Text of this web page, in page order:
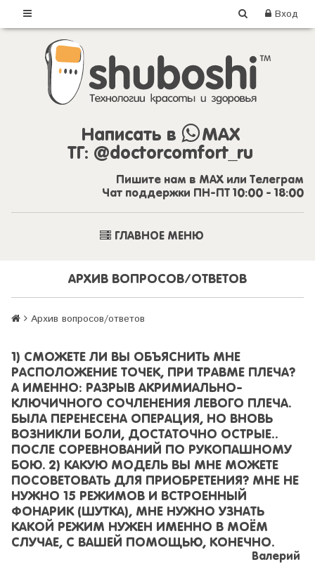
Вход
Написать в
MAX
ТГ: @doctorcomfort_ru
Пишите нам в MAX или Телеграм
Чат поддержки ПН-ПТ 10:00 - 18:00
ГЛАВНОЕ МЕНЮ
АРХИВ ВОПРОСОВ/ОТВЕТОВ
Архив вопросов/ответов
1) СМОЖЕТЕ ЛИ ВЫ ОБЪЯСНИТЬ МНЕ
РАСПОЛОЖЕНИЕ ТОЧЕК, ПРИ ТРАВМЕ ПЛЕЧА?
А ИМЕННО: РАЗРЫВ АКРИМИАЛЬНО-
КЛЮЧИЧНОГО СОЧЛЕНЕНИЯ ЛЕВОГО ПЛЕЧА.
БЫЛА ПЕРЕНЕСЕНА ОПЕРАЦИЯ, НО ВНОВЬ
ВОЗНИКЛИ БОЛИ, ДОСТАТОЧНО ОСТРЫЕ..
ПОСЛЕ СОРЕВНОВАНИЙ ПО РУКОПАШНОМУ
БОЮ. 2) КАКУЮ МОДЕЛЬ ВЫ МНЕ МОЖЕТЕ
ПОСОВЕТОВАТЬ ДЛЯ ПРИОБРЕТЕНИЯ? МНЕ НЕ
НУЖНО 15 РЕЖИМОВ И ВСТРОЕННЫЙ
ФОНАРИК (ШУТКА), МНЕ НУЖНО УЗНАТЬ
КАКОЙ РЕЖИМ НУЖЕН ИМЕННО В МОЁМ
СЛУЧАЕ, С ВАШЕЙ ПОМОЩЬЮ, КОНЕЧНО.
Валерий